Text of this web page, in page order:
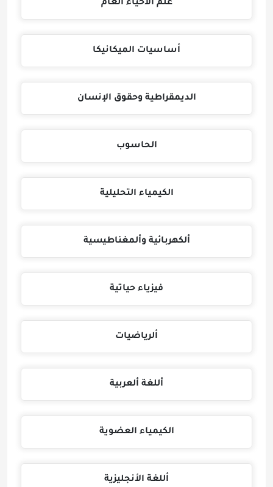
علم الأحياء العام
أساسيات الميكانيكا
الديمقراطية وحقوق الإنسان
الحاسوب
الكيمياء التحليلية
ألكهربائية وألمغناطيسية
فيزياء حياتية
ألرياضيات
أللغة ألعربية
الكيمياء العضوية
أللغة الأنجليزية